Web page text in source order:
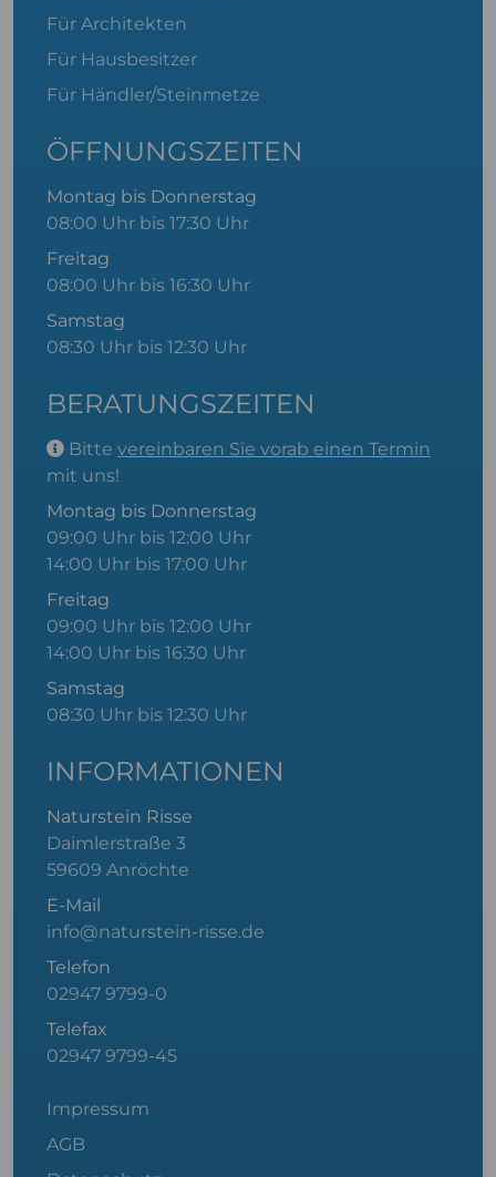
Für Architekten
Für Hausbesitzer
Für Händler/Steinmetze
ÖFFNUNGSZEITEN
Montag bis Donnerstag
08:00 Uhr bis 17:30 Uhr
Freitag
08:00 Uhr bis 16:30 Uhr
Samstag
08:30 Uhr bis 12:30 Uhr
BERATUNGSZEITEN
Bitte vereinbaren Sie vorab einen Termin
mit uns!
Montag bis Donnerstag
09:00 Uhr bis 12:00 Uhr
14:00 Uhr bis 17:00 Uhr
Freitag
09:00 Uhr bis 12:00 Uhr
14:00 Uhr bis 16:30 Uhr
Samstag
08:30 Uhr bis 12:30 Uhr
INFORMATIONEN
Naturstein Risse
Daimlerstraße 3
59609 Anröchte
E-Mail
info@naturstein-risse.de
Telefon
02947 9799-0
Telefax
02947 9799-45
Impressum
AGB